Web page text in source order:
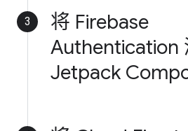
3
将 Firebase
Authentication
Jetpack